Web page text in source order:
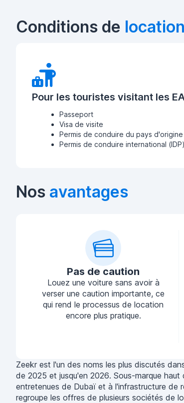
Conditions de location
Pour les touristes visitant les
Passeport
Visa de visite
Permis de conduire du pays d'origine
Permis de conduire international (IDP)
Nos avantages
Pas de caution
Louez une voiture sans avoir à
verser une caution importante, ce
qui rend le processus de location
encore plus pratique.
Zeekr est l'un des noms les plus discutés
de 2025 et jusqu'en 2026. Sous-marque
entretenues de Dubaï et à l'infrastructure de
regroupe les offres de plusieurs sociétés de